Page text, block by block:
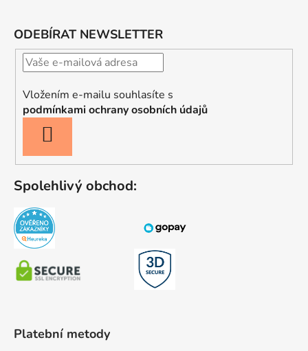
ODEBÍRAT NEWSLETTER
Vložením e-mailu souhlasíte s
podmínkami ochrany osobních údajů
SE
Spolehlivý obchod:
Platební metody